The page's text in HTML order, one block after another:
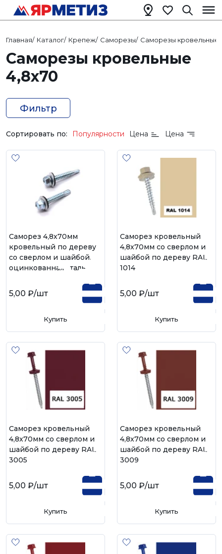
Главная/ Каталог/ Крепеж/ Саморезы/ Саморезы кровельные
Саморезы кровельные
4,8х70
Фильтр
Сортировать по: Популярности Цена Цена
Саморез 4,8х70мм
кровельный по дереву
со сверлом и шайбой,
оцинкованная сталь
5,00 ₽/шт
Купить
Саморез кровельный
4,8х70мм со сверлом и
шайбой по дереву RAL
1014
5,00 ₽/шт
Купить
Саморез кровельный
4,8х70мм со сверлом и
шайбой по дереву RAL
3005
5,00 ₽/шт
Купить
Саморез кровельный
4,8х70мм со сверлом и
шайбой по дереву RAL
3009
5,00 ₽/шт
Купить